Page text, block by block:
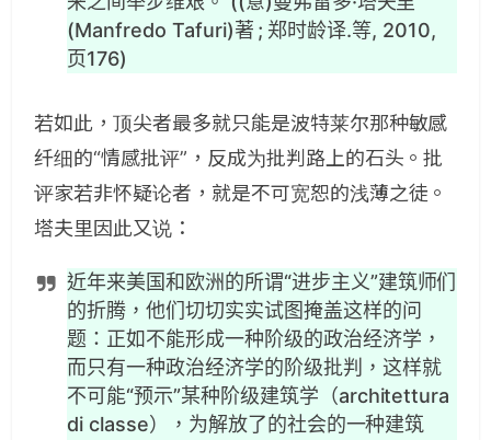
(Manfredo Tafuri)著 ; 郑时龄译.等, 2010,
页176)
若如此，顶尖者最多就只能是波特莱尔那种敏感
纤细的“情感批评”，反成为批判路上的石头。批
评家若非怀疑论者，就是不可宽恕的浅薄之徒。
塔夫里因此又说：
近年来美国和欧洲的所谓“进步主义”建筑师们
的折腾，他们切切实实试图掩盖这样的问
题：正如不能形成一种阶级的政治经济学，
而只有一种政治经济学的阶级批判，这样就
不可能“预示”某种阶级建筑学（architettura
di classe），为解放了的社会的一种建筑